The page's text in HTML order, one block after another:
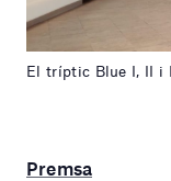
El tríptic Blue I, II i
Premsa